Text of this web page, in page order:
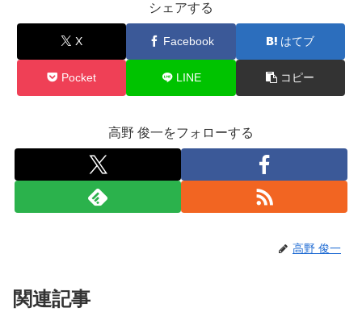
シェアする
X Facebook はてブ
Pocket LINE コピー
高野 俊一をフォローする
高野 俊一
関連記事